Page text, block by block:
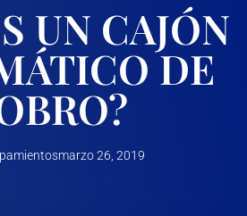
UN CAJÓN
DE
marzo 26, 2019